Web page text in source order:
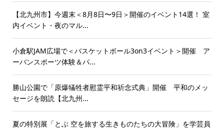
【北九州市】今週末＜8月8日〜9日＞開催のイベント14選！ 室
内イベント・夜のマル...
小倉駅JAM広場で＜バスケットボール3on3イベント＞開催 ア
ーバンスポーツ体験＆パ...
勝山公園で「原爆犠牲者慰霊平和祈念式典」開催 平和のメッ
セージを朗読【北九州...
夏の特別展「とぶ 空を旅する生きものたちの大冒険」を学芸員